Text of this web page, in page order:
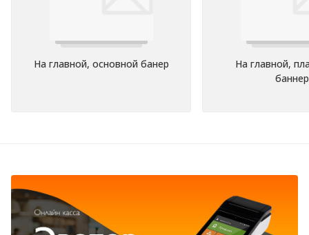
На главной, основной банер
На главной,
баннер